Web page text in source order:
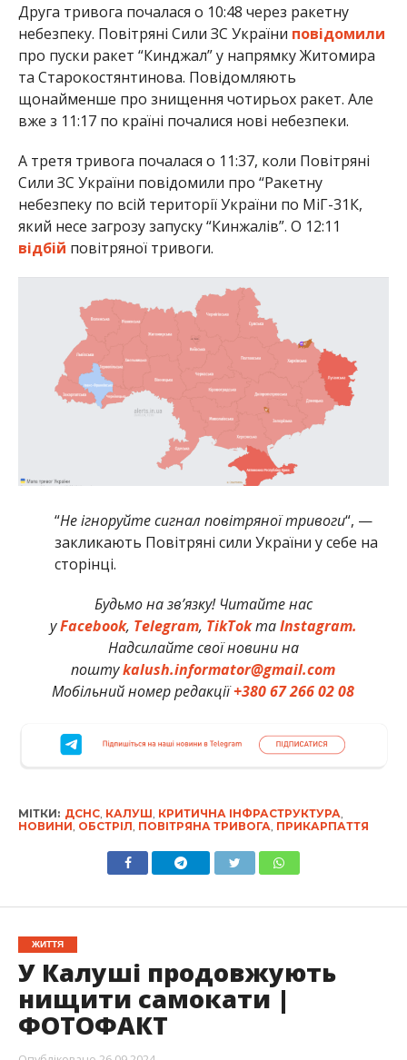
Друга тривога почалася о 10:48 через ракетну
небезпеку. Повітряні Сили ЗС України повідомили
про пуски ракет “Кинджал” у напрямку Житомира
та Старокостянтинова. Повідомляють
щонайменше про знищення чотирьох ракет. Але
вже з 11:17 по країні почалися нові небезпеки.
А третя тривога почалася о 11:37, коли Повітряні
Сили ЗС України повідомили про “Ракетну
небезпеку по всій території України по МіГ-31К,
який несе загрозу запуску “Кинжалів”. О 12:11
відбій повітряної тривоги.
“Не ігноруйте сигнал повітряної тривоги“, —
закликають Повітряні сили України у себе на
сторінці.
Будьмо на зв’язку! Читайте нас
уFacebook, Telegram, TikTokтаInstagram.
Надсилайте свої новини на
поштуkalush.informator@gmail.com
Мобільний номер редакції+380 67 266 02 08
МІТКИ: ДСНС, КАЛУШ, КРИТИЧНА ІНФРАСТРУКТУРА,
НОВИНИ, ОБСТРІЛ, ПОВІТРЯНА ТРИВОГА, ПРИКАРПАТТЯ
ЖИТТЯ
У Калуші продовжують
нищити самокати |
ФОТОФАКТ